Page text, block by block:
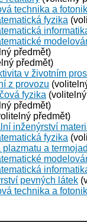
technika a
fyzika
předmět)
předmět)
v životním
z provozu
fyzika
předmět)
předmět)
inženýrství
fyzika
a
pevných látek
technika a